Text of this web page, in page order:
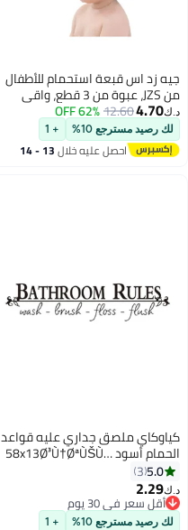
جيه زد اس قبعة استحمام للأطفال
من JZS، عبوة من 3 قطع، واقي
حمام قابل للتعديل للأطفال الصغار،
قبعة شامبو، قبعة حماية من
الاستحمام، واقي حمام، قبعة،
حماية للعينين والأذنين والرأس
د.ك‏4.70
12.60
62% OFF
لك رصيد مسترجع 10% + 1
احصل عليه خلال 13 - 14
كياوكاي ملصق جداري عليه قواعد
الحمام أسود 58x13Ø³Ù†ØªÙŠÙ…
ØªØ±
5.0
3
د.ك‏2.29
أقل سعر في 30 يوم
أقل سعر في 30 يوم
لك رصيد مسترجع 10% + 1